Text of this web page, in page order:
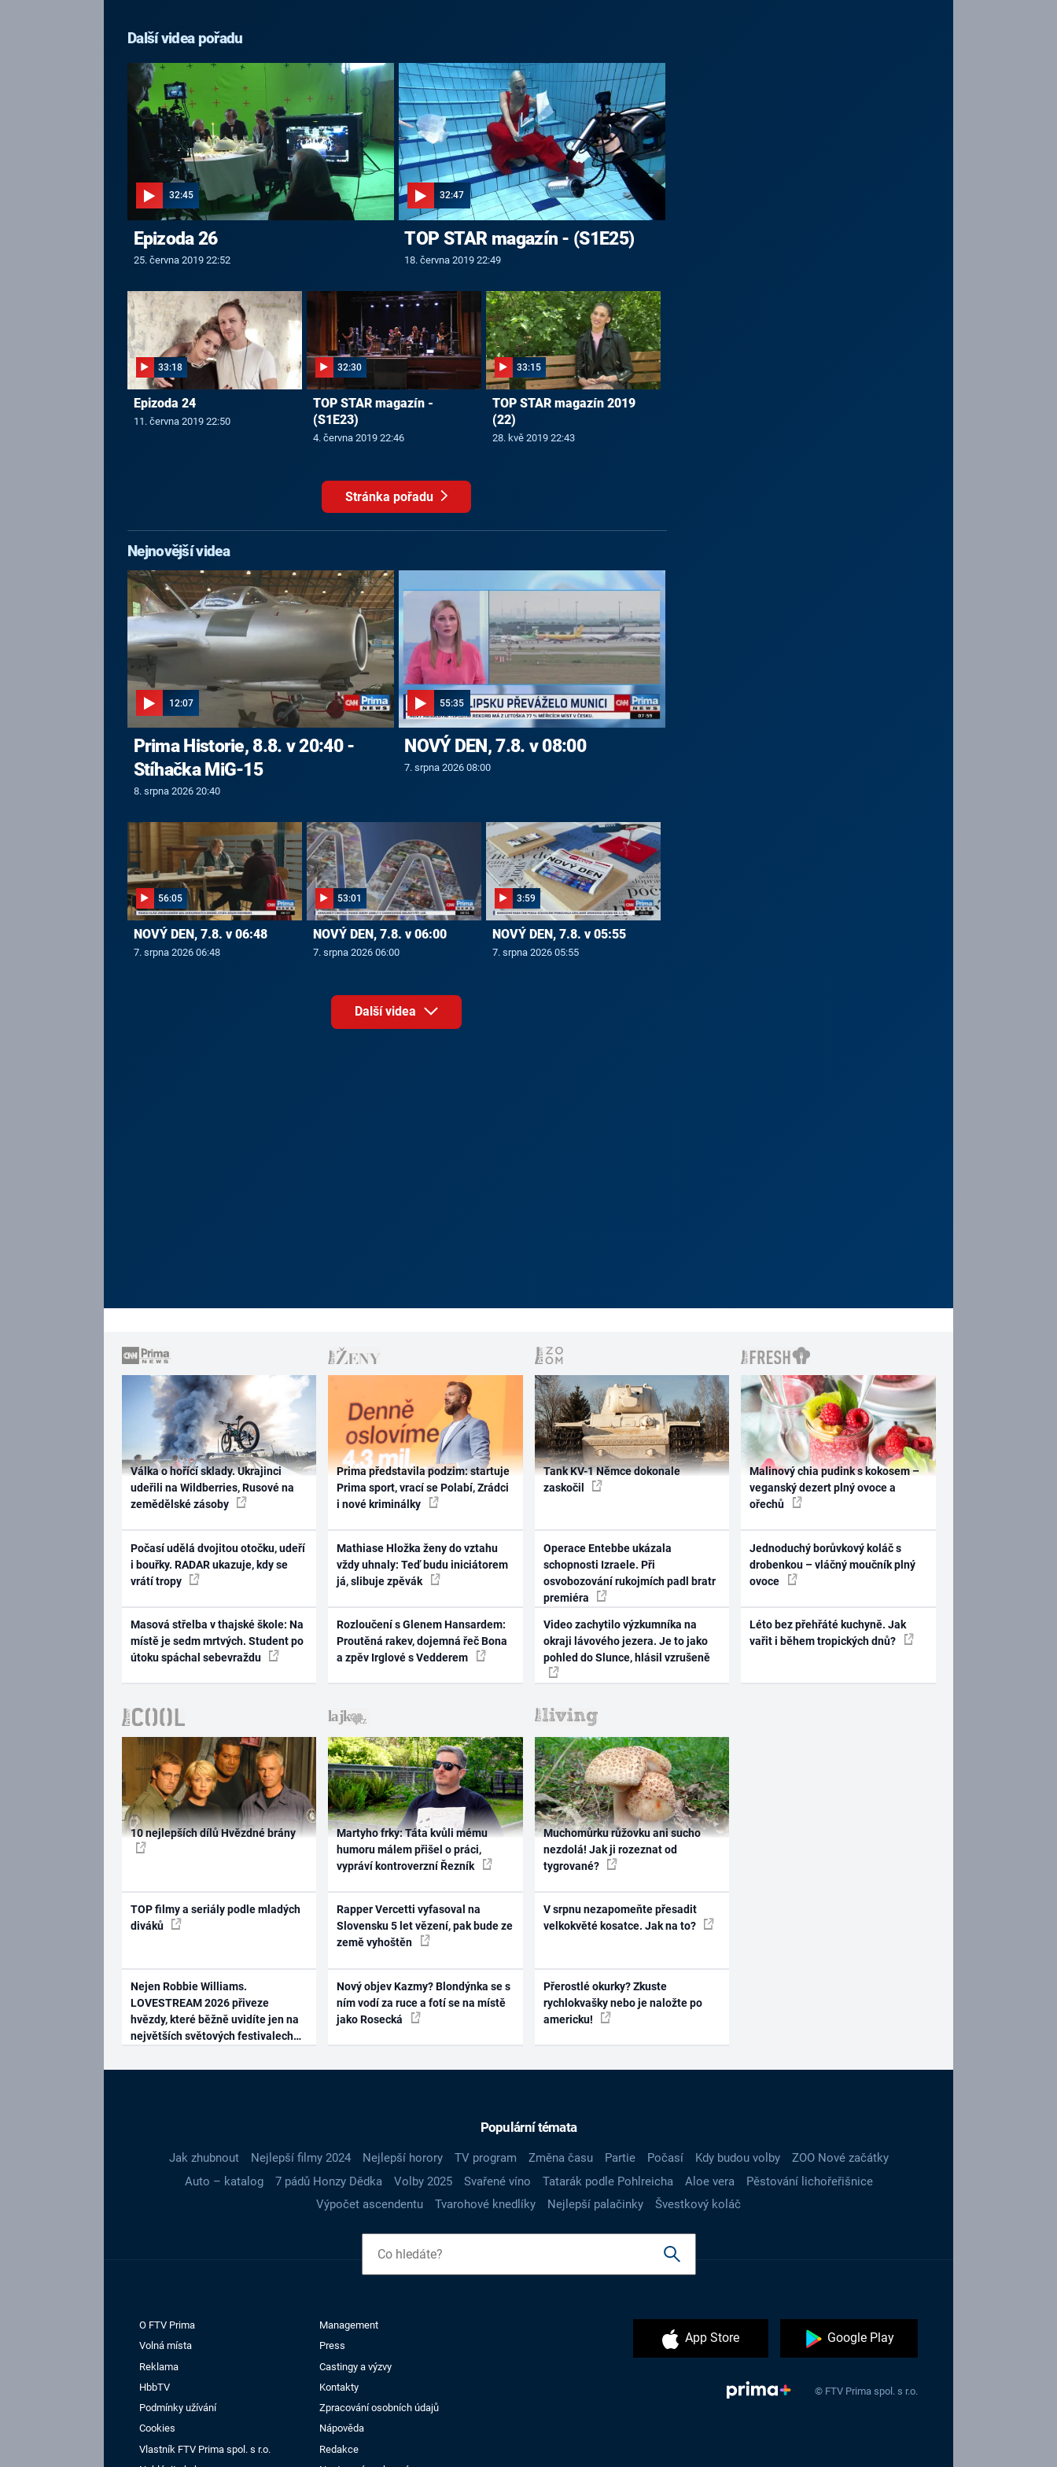
Další videa pořadu
32:45
Epizoda 26
25. června 2019 22:52
32:47
TOP STAR magazín - (S1E25)
18. června 2019 22:49
33:18
Epizoda 24
11. června 2019 22:50
32:30
TOP STAR magazín -
(S1E23)
4. června 2019 22:46
33:15
TOP STAR magazín 2019
(22)
28. kvě 2019 22:43
Stránka pořadu
Nejnovější videa
12:07
Prima Historie, 8.8. v 20:40 -
Stíhačka MiG-15
8. srpna 2026 20:40
55:35
NOVÝ DEN, 7.8. v 08:00
7. srpna 2026 08:00
56:05
NOVÝ DEN, 7.8. v 06:48
7. srpna 2026 06:48
53:01
NOVÝ DEN, 7.8. v 06:00
7. srpna 2026 06:00
3:59
NOVÝ DEN, 7.8. v 05:55
7. srpna 2026 05:55
Další videa
Válka o hořící sklady. Ukrajinci
udeřili na Wildberries, Rusové na
zemědělské zásoby
Počasí udělá dvojitou otočku, udeří
i bouřky. RADAR ukazuje, kdy se
vrátí tropy
Masová střelba v thajské škole: Na
místě je sedm mrtvých. Student po
útoku spáchal sebevraždu
Prima představila podzim: startuje
Prima sport, vrací se Polabí, Zrádci
i nové kriminálky
Mathiase Hložka ženy do vztahu
vždy uhnaly: Teď budu iniciátorem
já, slibuje zpěvák
Rozloučení s Glenem Hansardem:
Proutěná rakev, dojemná řeč Bona
a zpěv Irglové s Vedderem
Tank KV-1 Němce dokonale
zaskočil
Operace Entebbe ukázala
schopnosti Izraele. Při
osvobozování rukojmích padl bratr
premiéra
Video zachytilo výzkumníka na
okraji lávového jezera. Je to jako
pohled do Slunce, hlásil vzrušeně
Malinový chia pudink s kokosem –
veganský dezert plný ovoce a
ořechů
Jednoduchý borůvkový koláč s
drobenkou – vláčný moučník plný
ovoce
Léto bez přehřáté kuchyně. Jak
vařit i během tropických dnů?
10 nejlepších dílů Hvězdné brány
TOP filmy a seriály podle mladých
diváků
Nejen Robbie Williams.
LOVESTREAM 2026 přiveze
hvězdy, které běžně uvidíte jen na
největších světových festivalech
Martyho frky: Táta kvůli mému
humoru málem přišel o práci,
vypráví kontroverzní Řezník
Rapper Vercetti vyfasoval na
Slovensku 5 let vězení, pak bude ze
země vyhoštěn
Nový objev Kazmy? Blondýnka se s
ním vodí za ruce a fotí se na místě
jako Rosecká
Muchomůrku růžovku ani sucho
nezdolá! Jak ji rozeznat od
tygrované?
V srpnu nezapomeňte přesadit
velkokvěté kosatce. Jak na to?
Přerostlé okurky? Zkuste
rychlokvašky nebo je naložte po
americku!
Populární témata
Jak zhubnout Nejlepší filmy 2024 Nejlepší horory TV program Změna času Partie Počasí Kdy budou volby
ZOO Nové začátky
Auto – katalog
7 pádů Honzy Dědka Volby 2025 Svařené víno Tatarák podle Pohlreicha Aloe vera
Pěstování lichořeřišnice
Výpočet ascendentu
Tvarohové knedlíky Nejlepší palačinky Švestkový koláč
O FTV Prima
Management
Volná místa
Press
Reklama
Castingy a výzvy
HbbTV
Kontakty
Podmínky užívání
Zpracování osobních údajů
Cookies
Nápověda
Vlastník FTV Prima spol. s r.o.
Redakce
App Store Google Play
© FTV Prima spol. s r.o.